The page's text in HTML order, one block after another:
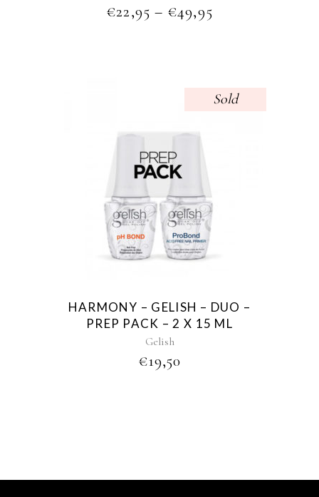
page
€22,95 – €49,95PRICE
Sold
HARMONY – GELISH – DUO –
PREP PACK – 2 X 15 ML
Gelish
€19,50